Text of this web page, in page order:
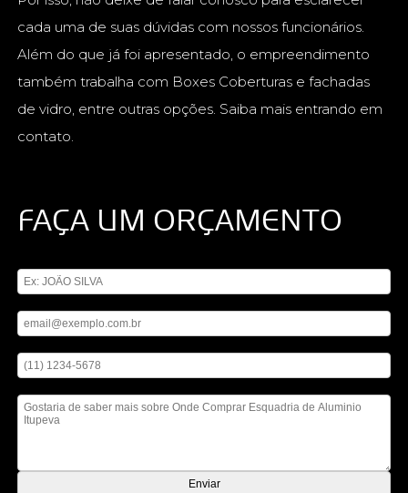
cada uma de suas dúvidas com nossos funcionários.
Além do que já foi apresentado, o empreendimento
também trabalha com Boxes Coberturas e fachadas
de vidro, entre outras opções. Saiba mais entrando em
contato.
FAÇA UM ORÇAMENTO